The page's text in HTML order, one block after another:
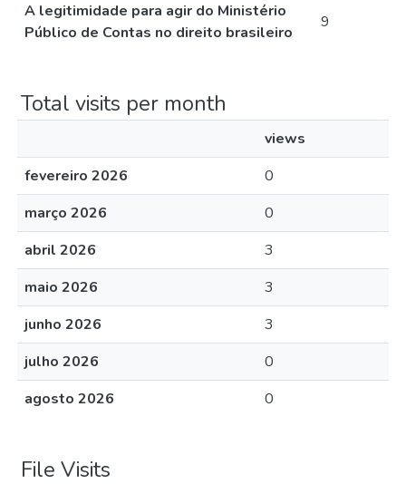
A legitimidade para agir do Ministério
Público de Contas no direito brasileiro
9
Total visits per month
views
fevereiro 2026
0
março 2026
0
abril 2026
3
maio 2026
3
junho 2026
3
julho 2026
0
agosto 2026
0
File Visits